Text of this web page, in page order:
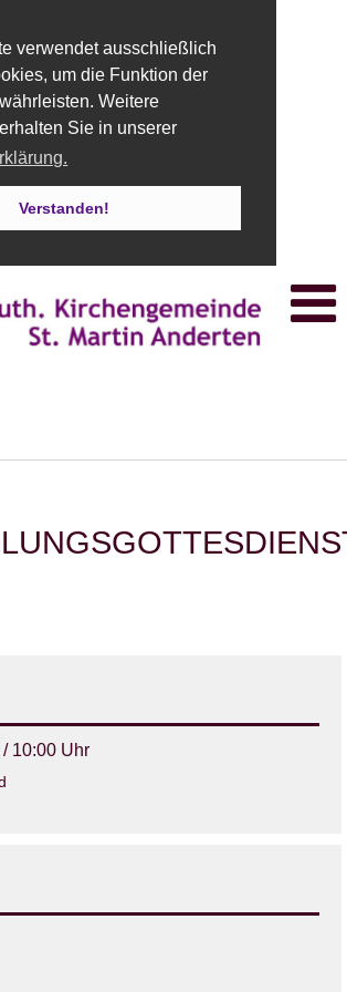
verwendet ausschließlich
um die Funktion der
Weitere
Sie in unserer
Verstanden!
10:00 Uhr